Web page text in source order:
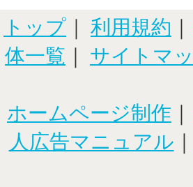
トップ ｜ 利用規約 ｜
体一覧 ｜ サイトマ
ホームページ制作 ｜
人広告マニュアル ｜